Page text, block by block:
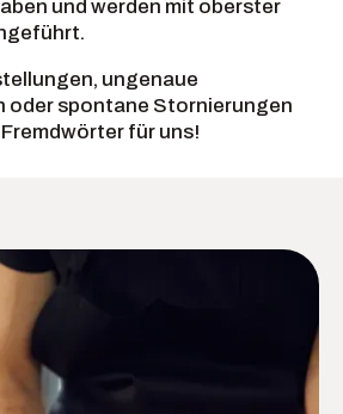
und werden mit oberster
ungenaue
oder spontane Stornierungen
für uns!